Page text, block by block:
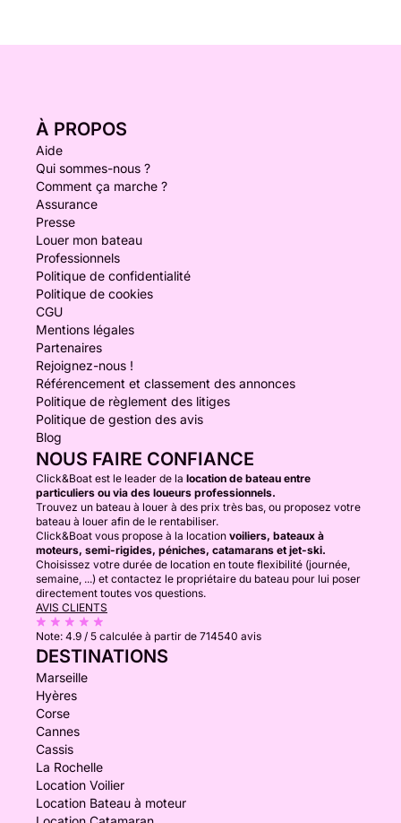
À PROPOS
Aide
Qui sommes-nous ?
Comment ça marche ?
Assurance
Presse
Louer mon bateau
Professionnels
Politique de confidentialité
Politique de cookies
CGU
Mentions légales
Partenaires
Rejoignez-nous !
Référencement et classement des annonces
Politique de règlement des litiges
Politique de gestion des avis
Blog
NOUS FAIRE CONFIANCE
Click&Boat est le leader de la location de bateau entre
particuliers ou via des loueurs professionnels.
Trouvez un bateau à louer à des prix très bas, ou proposez votre
bateau à louer afin de le rentabiliser.
Click&Boat vous propose à la location voiliers, bateaux à
moteurs, semi-rigides, péniches, catamarans et jet-ski.
Choisissez votre durée de location en toute flexibilité (journée,
semaine, ...) et contactez le propriétaire du bateau pour lui poser
directement toutes vos questions.
AVIS CLIENTS
Note: 4.9 / 5 calculée à partir de 714540 avis
DESTINATIONS
Marseille
Hyères
Corse
Cannes
Cassis
La Rochelle
Location Voilier
Location Bateau à moteur